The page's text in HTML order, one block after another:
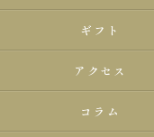
ギフト
アクセス
コラム